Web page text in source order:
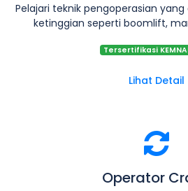
Pelajari teknik pengoperasian
ketinggian seperti boomlift,
Tersertifikasi
Lihat Detail
Operator